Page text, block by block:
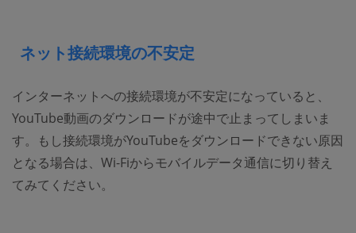
ネット接続環境の不安定
インターネットへの接続環境が不安定になっていると、
YouTube動画のダウンロードが途中で止まってしまいま
す。もし接続環境がYouTubeをダウンロードできない原因
となる場合は、Wi-Fiからモバイルデータ通信に切り替え
てみてください。